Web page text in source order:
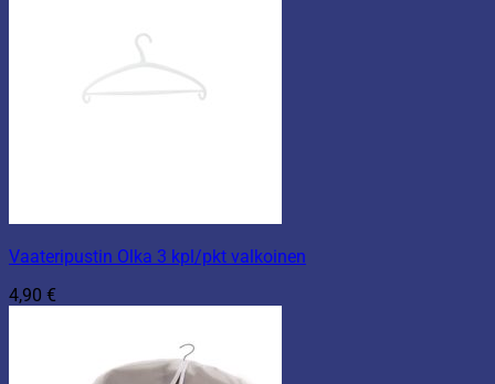
Vaateripustin Olka 3 kpl/pkt valkoinen
4,90 €